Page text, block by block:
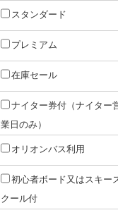
スタンダード
プレミアム
在庫セール
ナイター券付（ナイター
業日のみ）
オリオンバス利用
初心者ボード又はスキー
クール付